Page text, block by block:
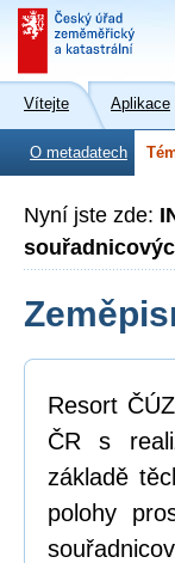
Vítejte Aplikace
O metadatech
Nyní jste zde:
Resort
ČR s
základě
polohy